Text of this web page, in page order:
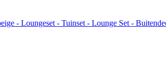
- Loungeset - Tuinset - Lounge Set -